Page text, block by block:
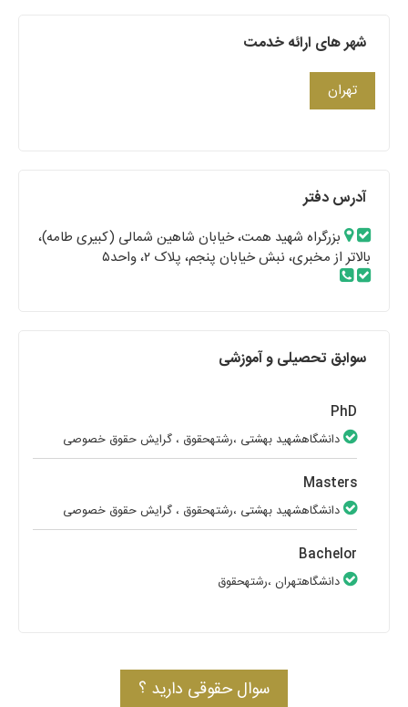
شهر های ارائه خدمت
تهران
آدرس دفتر
بزرگراه شهید همت، خیابان شاهین شمالی (کبیری طامه)،
بالاتر از مخبری، نبش خیابان پنجم، پلاک ۲، واحد۵
سوابق تحصیلی و آموزشی
PhD
دانشگاهشهید بهشتی ،رشتهحقوق ، گرایش حقوق خصوصی
Masters
دانشگاهشهید بهشتی ،رشتهحقوق ، گرایش حقوق خصوصی
Bachelor
دانشگاهتهران ،رشتهحقوق
سوال حقوقی دارید ؟